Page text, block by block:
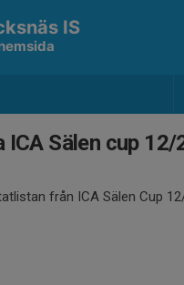
IS
Sälen cup 12/
från ICA Sälen Cup